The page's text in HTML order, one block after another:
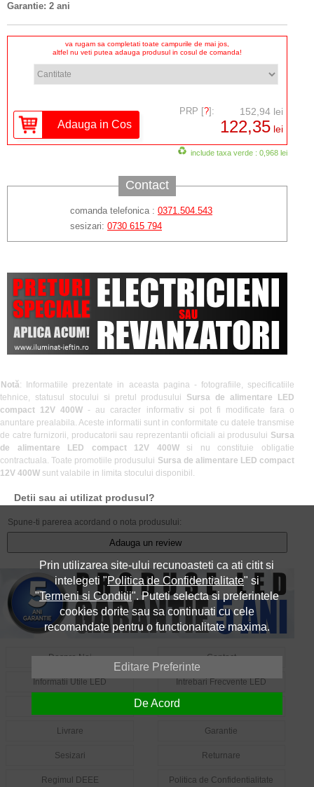
Garantie: 2 ani
va rugam sa completati toate campurile de mai jos,
altfel nu veti putea adauga produsul in cosul de comanda!
PRP [?]: 152,94 lei
122,35 lei
include taxa verde : 0,968 lei
Contact
comanda telefonica : 0371.504.543
sesizari: 0730 615 794
Notă: Informatiile prezentate in aceasta pagina - fotografiile, specificatiile
tehnice, statusul stocului si pretul produsului Sursa de alimentare LED
compact 12V 400W - au caracter informativ si pot fi modificate fara o
anuntare prealabila. Aceste informatii sunt in conformitate cu datele transmise
de catre furnizorii, producatorii sau reprezentantii oficiali ai produsului Sursa
de alimentare LED compact 12V 400W si nu constituie obligatie
contractuala. Toate promotiile produsului Sursa de alimentare LED compact
12V 400W sunt valabile in limita stocului disponibil.
Detii sau ai utilizat produsul?
Spune-ti parerea acordand o nota produsului:
Adauga un review
Despre Noi Contact
Informatii Utile LED Intrebari Frecvente LED
Livrare Garantie
Sesizari Returnare
Regimul DEEE Politica de Confidentialitate
Prin utilizarea site-ului recunoasteti ca ati citit si
intelegeti "Politica de Confidentialitate" si
"Termeni si Conditii". Puteti selecta si preferintele
cookies dorite sau sa continuati cu cele
recomandate pentru o functionalitate maxima.
Editare Preferinte
De Acord